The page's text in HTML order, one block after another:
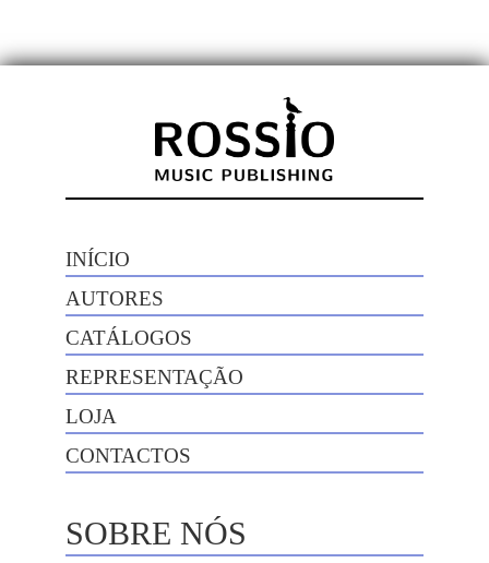
INÍCIO
AUTORES
CATÁLOGOS
REPRESENTAÇÃO
LOJA
CONTACTOS
SOBRE NÓS